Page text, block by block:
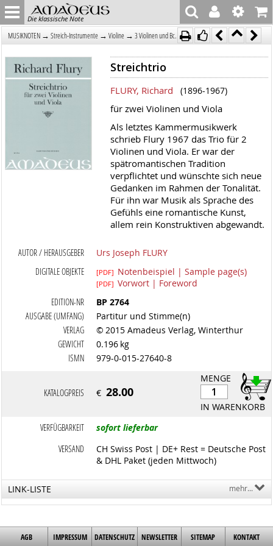
Die klassische Note
MUSIKNOTEN → Streich-Instrumente → Violine → 3 Violinen und Bc.
Streichtrio
FLURY, Richard (1896-1967)
für zwei Violinen und Viola
Als letztes Kammermusikwerk
schrieb Flury 1967 das Trio für 2
Violinen und Viola. Er war der
spätromantischen Tradition
verpflichtet und wünschte sich neue
Gedanken im Rahmen der Tonalität.
Für ihn war Musik als Sprache des
Gefühls eine romantische Kunst,
allem rein Konstruktiven abgewandt.
AUTOR / HERAUSGEBER
Urs Joseph FLURY
DIGITALE OBJEKTE
[PDF] Notenbeispiel | Sample page(s)
[PDF] Vorwort | Foreword
EDITION-NR
BP 2764
AUSGABE (UMFANG)
Partitur und Stimme(n)
VERLAG
© 2015 Amadeus Verlag, Winterthur
GEWICHT
0.196 kg
ISMN
979-0-015-27640-8
MENGE
IN WARENKORB
KATALOGPREIS €28.00
VERFÜGBARKEIT
sofort lieferbar
VERSAND
CH Swiss Post | DE+ Rest = Deutsche Post
& DHL Paket (jeden Mittwoch)
LINK-LISTE mehr...
AGB IMPRESSUM DATENSCHUTZ NEWSLETTER SITEMAP KONTAKT